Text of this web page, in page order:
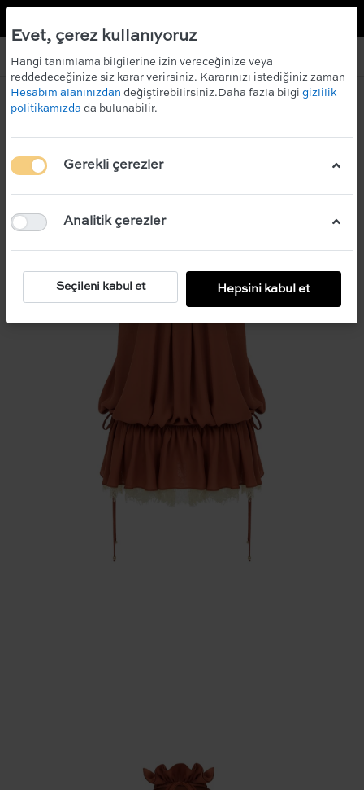
Evet, çerez kullanıyoruz
Hangi tanımlama bilgilerine izin vereceğinize veya
reddedeceğinize siz karar verirsiniz. Kararınızı istediğiniz zaman
Hesabım alanınızdan değiştirebilirsiniz.Daha fazla bilgi gizlilik
politikamızda da bulunabilir.
Gerekli çerezler
Analitik çerezler
Seçileni kabul et Hepsini kabul et